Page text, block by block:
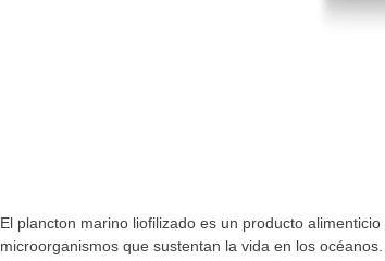
El plancton marino liofilizado es un producto
microorganismos que sustentan la vida en los océanos.